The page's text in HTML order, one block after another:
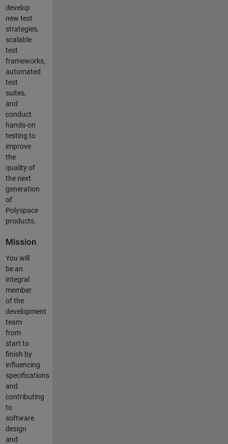
develop
new test
strategies,
scalable
test
frameworks,
automated
test
suites,
and
conduct
hands-on
testing to
improve
the
quality of
the next
generation
of
Polyspace
products.
Mission
You will
be an
integral
member
of the
development
team
from
start to
finish by
influencing
specifications
and
contributing
to
software
design
and